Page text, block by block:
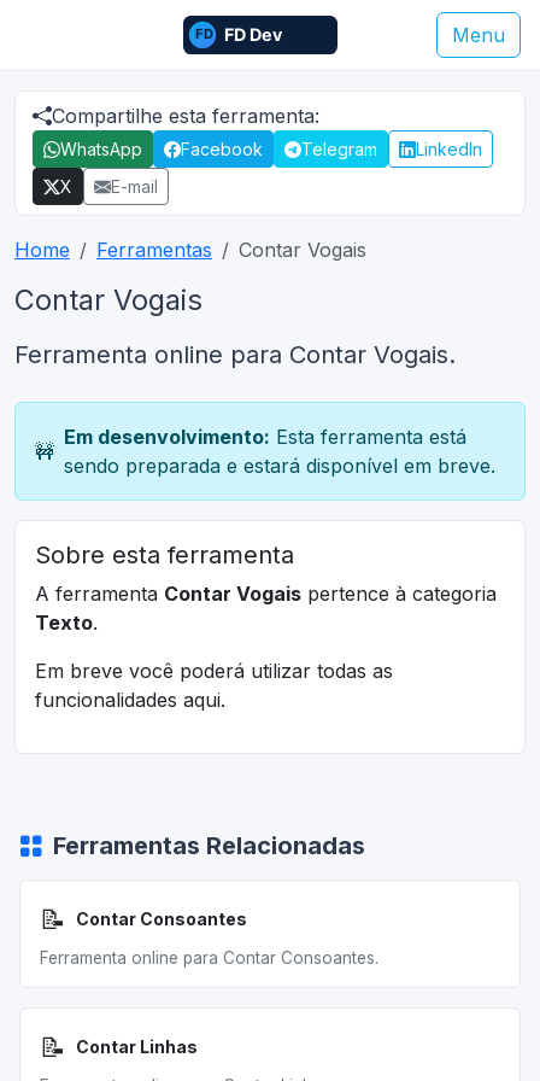
Menu
Compartilhe esta ferramenta:
WhatsApp Facebook Telegram
LinkedIn
X
E-mail
Home Ferramentas Contar Vogais
Contar Vogais
Ferramenta online para Contar Vogais.
🚧
Em desenvolvimento: Esta ferramenta está
sendo preparada e estará disponível em breve.
Sobre esta ferramenta
A ferramenta Contar Vogais pertence à categoria
Texto.
Em breve você poderá utilizar todas as
funcionalidades aqui.
Ferramentas Relacionadas
📝 Contar Consoantes
Ferramenta online para Contar Consoantes.
📝 Contar Linhas